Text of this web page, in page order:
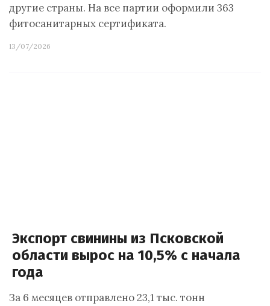
другие страны. На все партии оформили 363
фитосанитарных сертификата.
13/07/2026
Экспорт свинины из Псковской
области вырос на 10,5% с начала
года
За 6 месяцев отправлено 23,1 тыс. тонн